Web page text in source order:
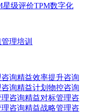
星级评价TPM数字化
理培训
询精益效率提升咨询
询精益计划物控咨询
咨询精益对标管理咨
咨询精益战略管理咨